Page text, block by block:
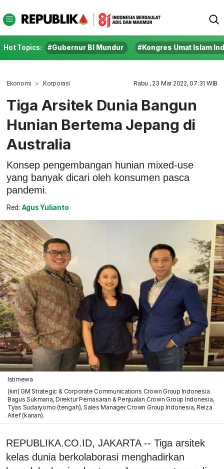
Hot Topics: #Gubernur BI Mundur #Kongres Umat Islam
Ekonomi Korporasi Rabu , 23 Mar 2022, 07:31 WIB
Tiga Arsitek Dunia Bangun
Hunian Bertema Jepang di
Australia
Konsep pengembangan hunian mixed-use
yang banyak dicari oleh konsumen pasca
pandemi.
Red: Agus Yulianto
Istimewa
(kiri) GM Strategic & Corporate Communications Crown Group Indonesia
Bagus Sukmana, Direktur Pemasaran & Penjualan Crown Group Indonesia,
Tyas Sudaryomo (tengah), Sales Manager Crown Group Indonesia, Reiza
Arief (kanan).
REPUBLIKA.CO.ID, JAKARTA -- Tiga arsitek
kelas dunia berkolaborasi menghadirkan